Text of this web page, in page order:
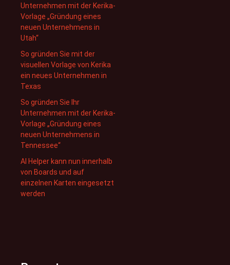
Unternehmen mit der Kerika-
Vorlage „Gründung eines
neuen Unternehmens in
Utah“
So gründen Sie mit der
visuellen Vorlage von Kerika
ein neues Unternehmen in
Texas
So gründen Sie Ihr
Unternehmen mit der Kerika-
Vorlage „Gründung eines
neuen Unternehmens in
Tennessee“
AI Helper kann nun innerhalb
von Boards und auf
einzelnen Karten eingesetzt
werden